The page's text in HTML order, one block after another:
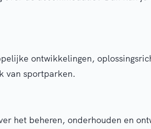
ontwikkelingen,
van sportparken.
het beheren, onderhouden en